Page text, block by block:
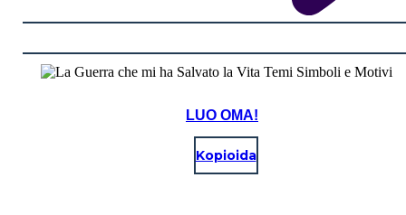
LUO OMA!
Kopioida